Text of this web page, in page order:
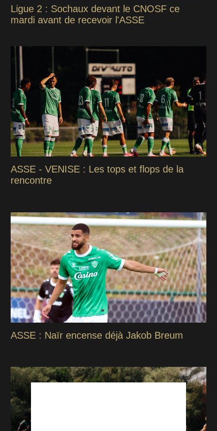
Ligue 2 : Sochaux devant le CNOSF ce
mardi avant de recevoir l'ASSE
ASSE - VENISE : Les tops et flops de la
rencontre
ASSE : Naïr encense déjà Jakob Breum